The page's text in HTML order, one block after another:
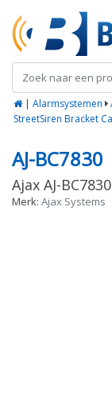
| Alarmsystemen
StreetSiren Bracket
AJ-BC7830
Ajax AJ-
Merk: Ajax Systems